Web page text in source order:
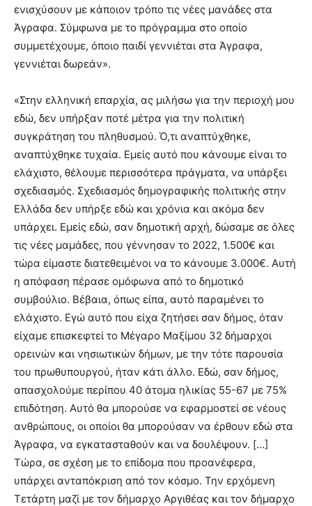
ενισχύσουν με κάποιον τρόπο τις νέες μανάδες στα
Άγραφα. Σύμφωνα με το πρόγραμμα στο οποίο
συμμετέχουμε, όποιο παιδί γεννιέται στα Άγραφα,
γεννιέται δωρεάν».
«Στην ελληνική επαρχία, ας μιλήσω για την περιοχή μου
εδώ, δεν υπήρξαν ποτέ μέτρα για την πολιτική
συγκράτηση του πληθυσμού. Ό,τι αναπτύχθηκε,
αναπτύχθηκε τυχαία. Εμείς αυτό που κάνουμε είναι το
ελάχιστο, θέλουμε περισσότερα πράγματα, να υπάρξει
σχεδιασμός. Σχεδιασμός δημογραφικής πολιτικής στην
Ελλάδα δεν υπήρξε εδώ και χρόνια και ακόμα δεν
υπάρχει. Εμείς εδώ, σαν δημοτική αρχή, δώσαμε σε όλες
τις νέες μαμάδες, που γέννησαν το 2022, 1.500€ και
τώρα είμαστε διατεθειμένοι να το κάνουμε 3.000€. Αυτή
η απόφαση πέρασε ομόφωνα από το δημοτικό
συμβούλιο. Βέβαια, όπως είπα, αυτό παραμένει το
ελάχιστο. Εγώ αυτό που είχα ζητήσει σαν δήμος, όταν
είχαμε επισκεφτεί το Μέγαρο Μαξίμου 32 δήμαρχοι
ορεινών και νησιωτικών δήμων, με την τότε παρουσία
του πρωθυπουργού, ήταν κάτι άλλο. Εδώ, σαν δήμος,
απασχολούμε περίπου 40 άτομα ηλικίας 55-67 με 75%
επιδότηση. Αυτό θα μπορούσε να εφαρμοστεί σε νέους
ανθρώπους, οι οποίοι θα μπορούσαν να έρθουν εδώ στα
Άγραφα, να εγκατασταθούν και να δουλέψουν. […]
Τώρα, σε σχέση με το επίδομα που προανέφερα,
υπάρχει ανταπόκριση από τον κόσμο. Την ερχόμενη
Τετάρτη μαζί με τον δήμαρχο Αργιθέας και τον δήμαρχο